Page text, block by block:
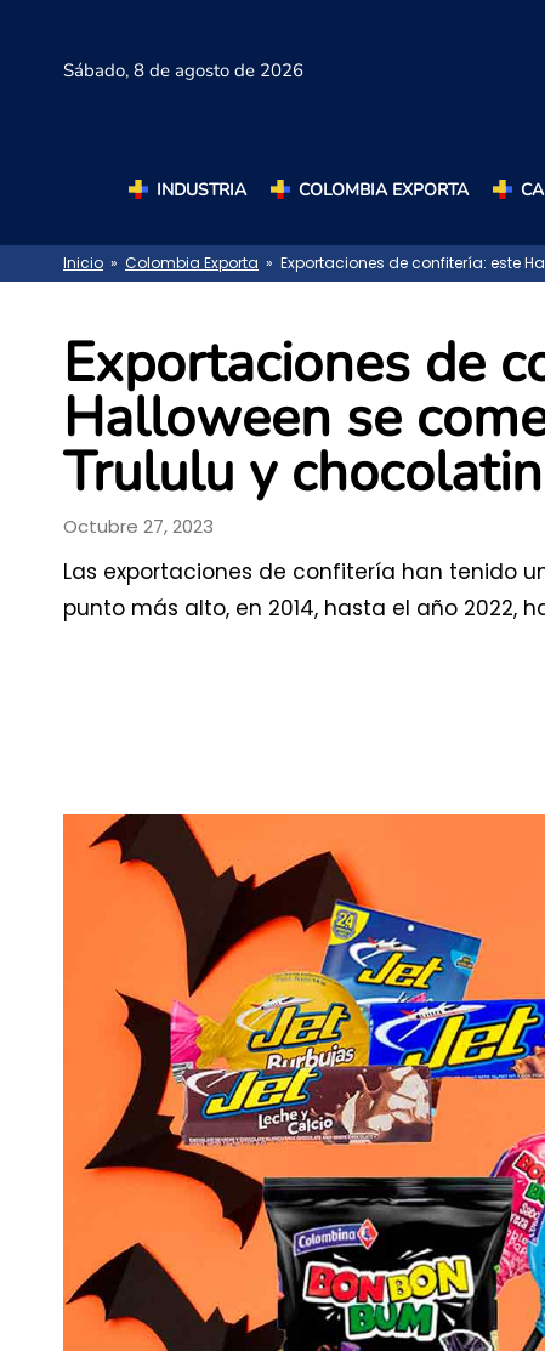
Sábado, 8 de agosto de 2026
INDUSTRIA COLOMBIA EXPORTA
Inicio » Colombia Exporta » Exportaciones de confitería: este
Exportaciones de
Halloween se
Trululu y
Octubre 27, 2023
Las exportaciones de confitería han tenido
punto más alto, en 2014, hasta el año 2022,